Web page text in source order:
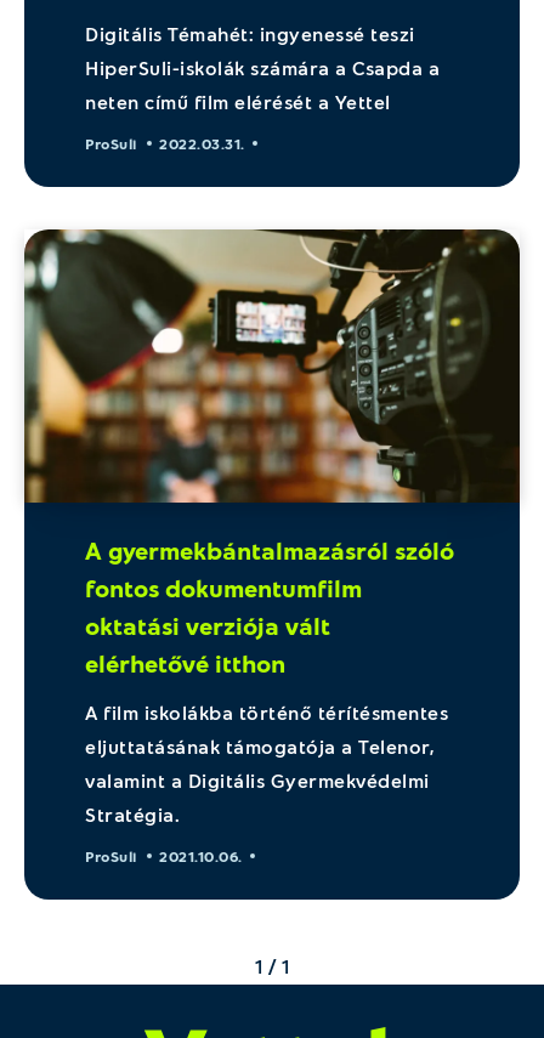
Digitális Témahét: ingyenessé teszi
HiperSuli-iskolák számára a Csapda a
neten című film elérését a Yettel
ProSuli 2022.03.31.
A gyermekbántalmazásról szóló
fontos dokumentumfilm
oktatási verziója vált
elérhetővé itthon
A film iskolákba történő térítésmentes
eljuttatásának támogatója a Telenor,
valamint a Digitális Gyermekvédelmi
Stratégia.
ProSuli 2021.10.06.
1 / 1